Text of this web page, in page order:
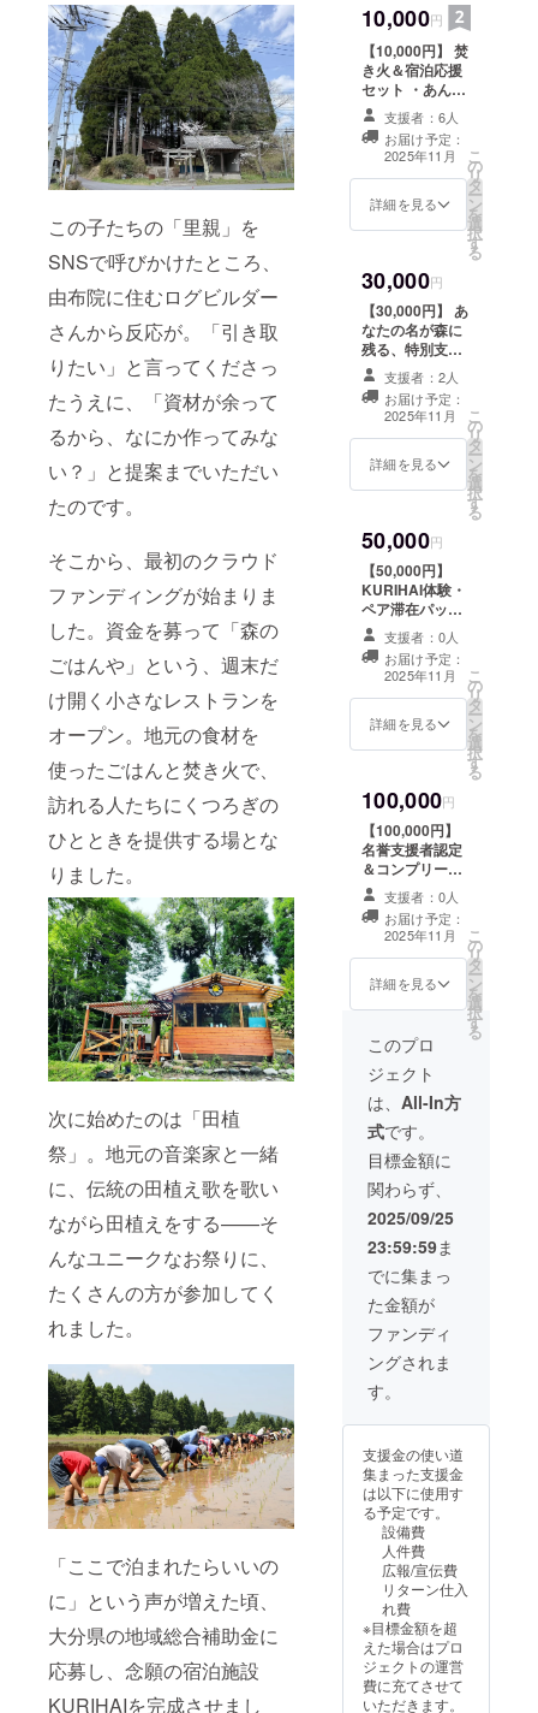
この子たちの「里親」を
SNSで呼びかけたところ、
由布院に住むログビルダー
さんから反応が。「引き取
りたい」と言ってくださっ
たうえに、「資材が余って
るから、なにか作ってみな
い？」と提案までいただい
たのです。
そこから、最初のクラウド
ファンディングが始まりま
した。資金を募って「森の
ごはんや」という、週末だ
け開く小さなレストランを
オープン。地元の食材を
使ったごはんと焚き火で、
訪れる人たちにくつろぎの
ひとときを提供する場とな
りました。
次に始めたのは「田植
祭」。地元の音楽家と一緒
に、伝統の田植え歌を歌い
ながら田植えをする——そ
んなユニークなお祭りに、
たくさんの方が参加してく
れました。
「ここで泊まれたらいいの
に」という声が増えた頃、
大分県の地域総合補助金に
応募し、念願の宿泊施設
KURIHAIを完成させまし
像） ※収録
時間：20〜30分
程度（複数バー
ジョンあり）
支援者限
定のYouTube限
定公開リンク
を、メールにて
お送りしま
視
聴期限：無制限
もご視聴いただ
けます）
再生環境：PC／
スマートフォン
／タブレットな
ど、インター
ネット接続環境
で再生可能で
す。 → 忙しい毎
日に、自然のひ
とときを届けま
す。
10,000円
【10,000円】 焚
き火＆宿泊応援
セット ・あん
ちゃんのポスト
カード ・ゲスト
ハウスKURIHAI
宿泊割引券
（1,000円分）
有効期限：7
焚き火体験1回参
加券（現地参加
用） 令和７
年12月頃の開
催・場所：くり
はい遊びの森
支援者様の
交通費や滞在
費：支援者様の
交通費や滞在費
は各自でご負担
ください。
支援者様との連
メールで連絡し
ます。 ・焚き火
ムービー視聴リ
ンク（火の音と
自然に癒される
映像） 森の
中で焚き火がパ
チパチとはぜる
音。虫の声、鳥
のさえずり、風
が木々を揺らす
の“自然サウンド
ムービー”です。
忙しい日々
の合間に、心と
身体を整える“火
の時間”をお届け
します。 ※
収録時間：20〜
30分程度（複数
バージョンあ
り） 支援
者限定の
YouTube限定公
開リンクを、
メールにてお送
りしま
す。
視
聴期限：無制限
（お好きなタイ
ミングで何度で
もご視聴いただ
けます）
再生環境：PC／
スマートフォン
／タブレットな
ど、インター
ネット接続環境
で再生可能で
す。 → 次回の旅
先は、森と猫に
癒される
支援者：6人
お届け予定：
2025年11月
詳細を見る
こ
の
リ
タ
ー
ン
を
選
択
す
る
30,000円
【30,000円】 あ
なたの名が森に
残る、特別支援
セット ・あん
ちゃんのポスト
カード ・焚き火
場にお名前を刻
む「名入り木
札」設置
方法：文字又
は、ロゴ・バ
ナー掲載
注意事項：支援
時、必ず備考欄
に掲載を希望さ
れるお名前をご
記入ください
※ロゴやバ
ナーなどの画像
の受け渡しにつ
いては、プロ
にお送りする
メ ールをご確
認ください。 ・
焚き火ムービー
視聴リンク（火
の音と自然に癒
される映像）
森の中で焚
き火がパチパチ
とはぜる音。虫
の声、鳥のさえ
KURIHAIの
森で収録した、
癒しの“自然サウ
ンドムービー”で
す。 忙しい
日々の合間に、
心と身体を整え
る“火の時間”を
お届けします。
※収録時間：
（複数バージョ
ンあり）
支援者限定の
YouTube限定公
開リンクを、
メールにてお送
りしま
す。
視
聴期限：無制限
（お好きなタイ
ミングで何度で
もご視聴いただ
けます）
再生環境：PC／
スマートフォン
／タブレットな
ど、インター
ネット接続環境
で再生可能で
す。 ・自然の力
だけで・天日干
し「超自然米」
1kg → 自然と共
支援者：2人
お届け予定：
2025年11月
詳細を見る
こ
の
リ
タ
ー
ン
を
選
択
す
る
50,000円
【50,000円】
KURIHAI体験・
ペア滞在パック
KURIHAI体験・
ペア滞在パック
・あんちゃんの
ポストカード ・
焚き火場にお名
前を刻む「名入
限り掲載
掲載方法：文字
又は、ロゴ・バ
ナー掲載（受け
渡しには、メー
ルを見てくださ
い。） 注
意事項：支援
時、必ず備考欄
に掲載を希望さ
れるお名前をご
記入ください ・
実地滞在体験
（草刈り・森仕
事など） 令
和７年12月頃の
開催・場所：く
りはい遊びの森
支援者様の
交通費や滞在
費：支援者様の
交通費や滞在費
は各自でご負担
ください。
支援者様との連
絡方法：詳細は
メールで連絡し
ます。 ・ゲスト
ハウス1泊券（ペ
アOK）「ご予約
はプロジェクト
終了後メールに
有効期限：7
年11月から8年
10月末まで ・焚
き火ムービー視
聴リンク（火の
音と自然に癒さ
れる映像）
森の中で焚き火
がパチパチとは
ぜる音。虫の
声、鳥のさえず
り、風が木々を
揺らす音。
KURIHAIの森で
支援者：0人
お届け予定：
2025年11月
詳細を見る
こ
の
リ
タ
ー
ン
を
選
択
す
る
100,000円
【100,000円】
名誉支援者認定
＆コンプリート
パック ・名誉支
援者認定証（額
入り） ・森のフ
リーパス宿泊1泊
券（「ご予約は
メールにて調
整」） 有効
から８年10月末
まで 宿泊可
能日数：1泊2日
（利用可能時
間：当日16時〜
翌日11時）
お部屋の概要・
洋室2部屋
ベッドの数：８
台 館内の庭
バーベキューが
できます。1支援
に対する宿泊可
能人数 1支
援につき8名様ま
で宿泊可能 ・焚
き火場にお名前
を刻む「名入り
木札」設置
掲載期
間：事業が存続
する限り掲載
掲載方
法：文字又は、
ロゴ・バナー掲
載（受け渡しに
は、メールを見
てください。）
注意事
項：支援時、必
ず備考欄に掲載
を希望されるお
名前をご記入く
ださい ・焚き火
支援者：0人
お届け予定：
2025年11月
詳細を見る
こ
の
リ
タ
ー
ン
を
選
択
す
る
このプロ
ジェクト
は、 All-In方
式です。
目標金額に
関わらず、
2025/09/25
23:59:59ま
でに集まっ
た金額が
ファンディ
ングされま
す。
支援金の使い道
集まった支援金
は以下に使用す
る予定です。
設備費
人件費
広報/宣伝費
リターン仕入
れ費
※目標金額を超
えた場合はプロ
ジェクトの運営
費に充てさせて
いただきます。